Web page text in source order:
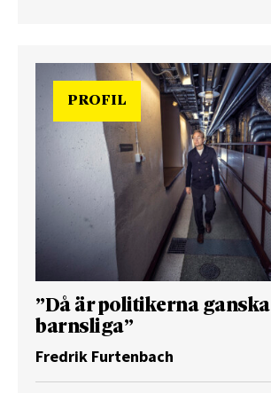
PROFIL
”Då är politikerna ganska
barnsliga”
Fredrik Furtenbach